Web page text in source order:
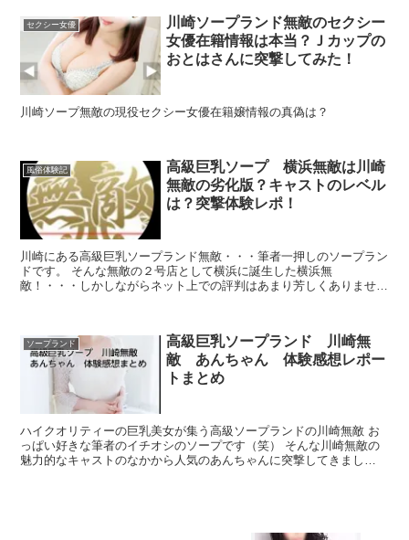
セクシー女優
川崎ソープランド無敵のセクシー
女優在籍情報は本当？Ｊカップの
おとはさんに突撃してみた！
川崎ソープ無敵の現役セクシー女優在籍嬢情報の真偽は？
風俗体験記
高級巨乳ソープ 横浜無敵は川崎
無敵の劣化版？キャストのレベル
は？突撃体験レポ！
川崎にある高級巨乳ソープランド無敵・・・筆者一押しのソープラン
ドです。 そんな無敵の２号店として横浜に誕生した横浜無
敵！・・・しかしながらネット上での評判はあまり芳しくありません
ソープランド
高級巨乳ソープランド 川崎無
敵 あんちゃん 体験感想レポー
トまとめ
ハイクオリティーの巨乳美女が集う高級ソープランドの川崎無敵 お
っぱい好きな筆者のイチオシのソープです（笑） そんな川崎無敵の
魅力的なキャストのなかから人気のあんちゃんに突撃してきまし